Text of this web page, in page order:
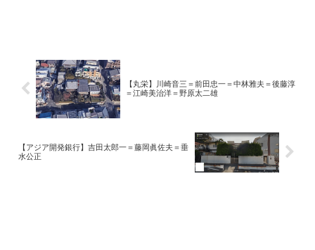
【丸栄】川崎音三＝前田忠一＝中林雅夫＝後藤淳
＝江崎美治洋＝野原太二雄
【アジア開発銀行】吉田太郎一＝藤岡眞佐夫＝垂
水公正